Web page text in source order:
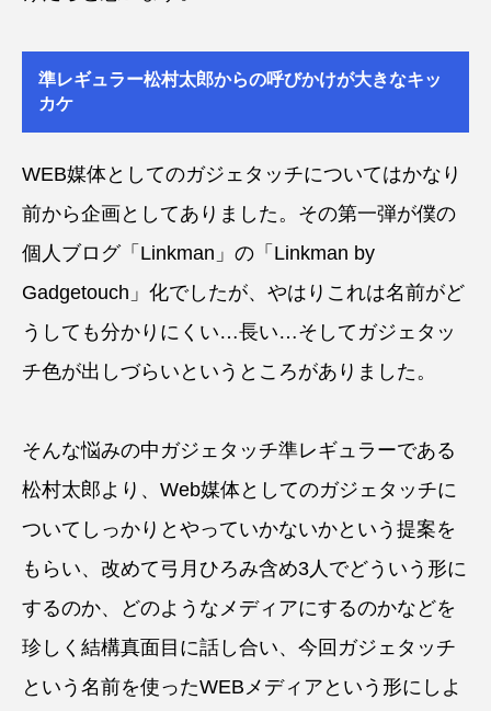
準レギュラー松村太郎からの呼びかけが大きなキッ
カケ
WEB媒体としてのガジェタッチについてはかなり
前から企画としてありました。その第一弾が僕の
個人ブログ「Linkman」の「Linkman by
Gadgetouch」化でしたが、やはりこれは名前がど
うしても分かりにくい…長い…そしてガジェタッ
チ色が出しづらいというところがありました。
そんな悩みの中ガジェタッチ準レギュラーである
松村太郎より、Web媒体としてのガジェタッチに
ついてしっかりとやっていかないかという提案を
もらい、改めて弓月ひろみ含め3人でどういう形に
するのか、どのようなメディアにするのかなどを
珍しく結構真面目に話し合い、今回ガジェタッチ
という名前を使ったWEBメディアという形にしよ